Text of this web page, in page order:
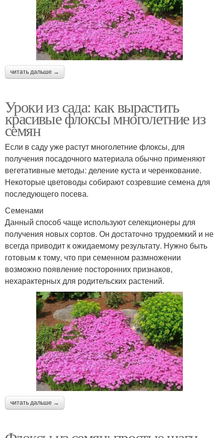
читать дальше →
Уроки из сада: как вырастить
красивые флоксы многолетние из
семян
Если в саду уже растут многолетние флоксы, для
получения посадочного материала обычно применяют
вегетативные методы: деление куста и черенкование.
Некоторые цветоводы собирают созревшие семена для
последующего посева.
Семенами
Данный способ чаще используют селекционеры для
получения новых сортов. Он достаточно трудоемкий и не
всегда приводит к ожидаемому результату. Нужно быть
готовым к тому, что при семенном размножении
возможно появление посторонних признаков,
нехарактерных для родительских растений.
читать дальше →